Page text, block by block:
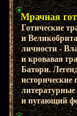
Мрачная
Готические
и
личности -
и кровавая
Батори.
исторические
и пугающий